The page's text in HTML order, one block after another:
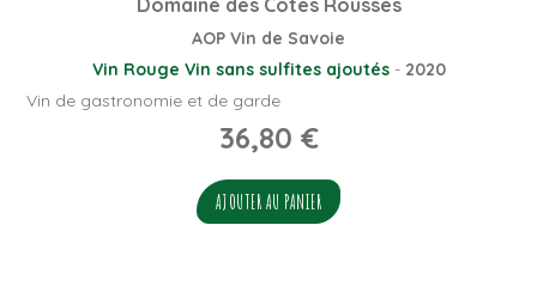
AOP Vin de Savoie
Vin Rouge Vin sans sulfites ajoutés- 2020
Vin de gastronomie et de garde
36,80 €
AJOUTER AU PANIER